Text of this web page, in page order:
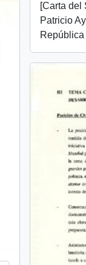
[Carta del
Patricio